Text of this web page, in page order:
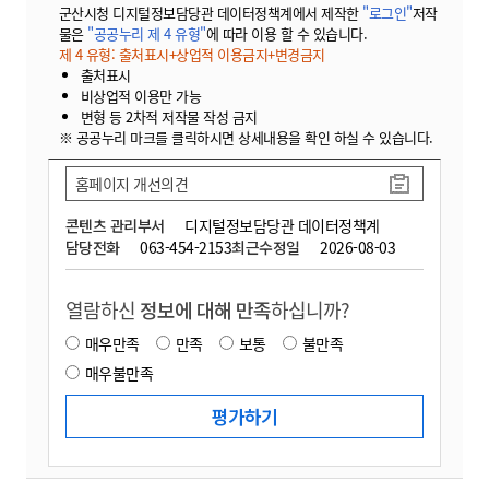
군산시청 디지털정보담당관 데이터정책계에서 제작한 "로그인"저작
물은 "공공누리 제 4 유형"에 따라 이용 할 수 있습니다.
제 4 유형: 출처표시+상업적 이용금지+변경금지
출처표시
비상업적 이용만 가능
변형 등 2차적 저작물 작성 금지
※ 공공누리 마크를 클릭하시면 상세내용을 확인 하실 수 있습니다.
콘텐츠 관리부서
디지털정보담당관 데이터정책계
담당전화
063-454-2153최근수정일 2026-08-03
홈페이지 개선의견
열람하신 정보에 대해 만족하십니까?
매우만족 만족 보통
불만족
매우불만족